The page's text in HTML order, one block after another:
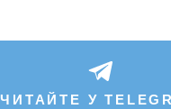
ЧИТАЙТЕ У